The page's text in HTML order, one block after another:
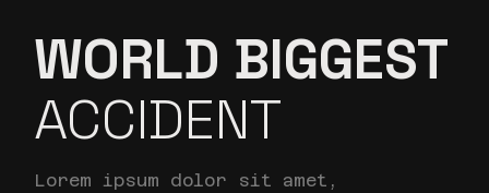
WORLD BIGGEST
ACCIDENT
Lorem ipsum dolor sit amet,